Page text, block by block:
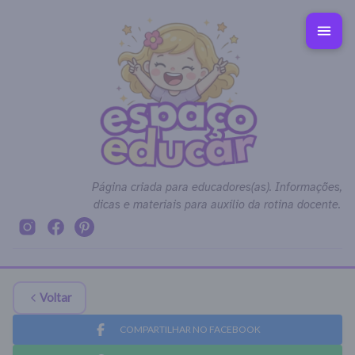
Página criada para educadores(as). Informações,
dicas e materiais para auxílio da rotina docente.
Voltar
COMPARTILHAR NO FACEBOOK